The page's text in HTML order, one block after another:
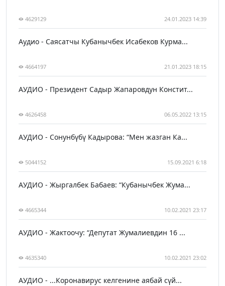
4629129 24.01.2023 14:39
Аудио - Саясатчы Кубанычбек Исабеков Курма...
4664197 21.01.2023 18:15
АУДИО - Президент Садыр Жапаровдун Констит...
4626458 06.05.2022 13:15
АУДИО - Сонунбүбү Кадырова: “Мен жазган Ка...
5044152 15.09.2021 6:18
АУДИО - Жыргалбек Бабаев: “Кубанычбек Жума...
4665344 10.02.2021 23:17
АУДИО - Жактоочу: “Депутат Жумалиевдин 16 ...
4635340 10.02.2021 23:02
АУДИО - ...Коронавирус келгенине аябай сүй...